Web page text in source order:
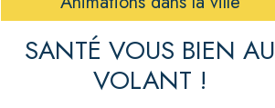
SANTÉ VOUS BIEN AU
VOLANT !